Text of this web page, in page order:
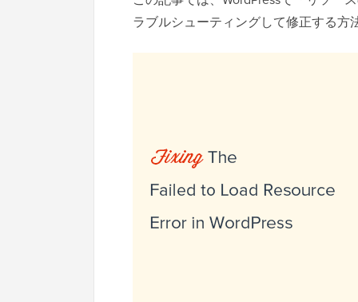
ラブルシューティングして修正する方